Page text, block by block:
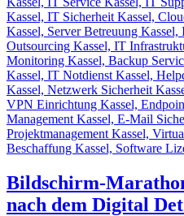
Bildschirm-
nach dem Digital